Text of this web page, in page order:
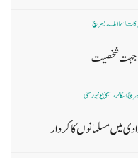
اسلامک ریسرچ ...
جہت شخصیت
ممبئی یونیورسٹی
میں مسلمانوں کا کردار